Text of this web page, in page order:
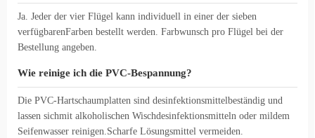
Ja. Jeder der vier Flügel kann individuell in einer der sieben
verfügbarenFarben bestellt werden. Farbwunsch pro Flügel bei der
Bestellung angeben.
Wie reinige ich die PVC-Bespannung?
Die PVC-Hartschaumplatten sind desinfektionsmittelbeständig und
lassen sichmit alkoholischen Wischdesinfektionsmitteln oder mildem
Seifenwasser reinigen.Scharfe Lösungsmittel vermeiden.